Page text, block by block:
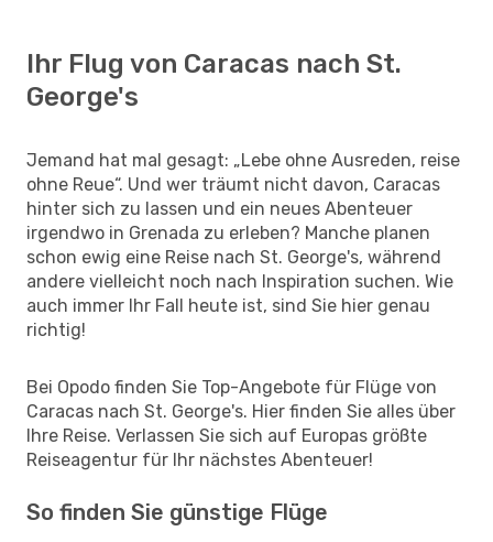
Ihr Flug von Caracas nach St.
George's
Jemand hat mal gesagt: „Lebe ohne Ausreden, reise
ohne Reue“. Und wer träumt nicht davon, Caracas
hinter sich zu lassen und ein neues Abenteuer
irgendwo in Grenada zu erleben? Manche planen
schon ewig eine Reise nach St. George's, während
andere vielleicht noch nach Inspiration suchen. Wie
auch immer Ihr Fall heute ist, sind Sie hier genau
richtig!
Bei Opodo finden Sie Top-Angebote für Flüge von
Caracas nach St. George's. Hier finden Sie alles über
Ihre Reise. Verlassen Sie sich auf Europas größte
Reiseagentur für Ihr nächstes Abenteuer!
So finden Sie günstige Flüge